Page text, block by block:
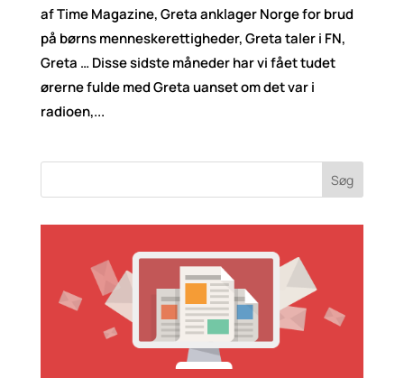
af Time Magazine, Greta anklager Norge for brud
på børns menneskerettigheder, Greta taler i FN,
Greta … Disse sidste måneder har vi fået tudet
ørerne fulde med Greta uanset om det var i
radioen,...
Søg